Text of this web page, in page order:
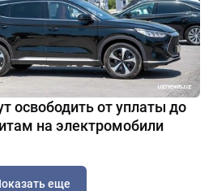
освободить от уплаты до
на электромобили
еще